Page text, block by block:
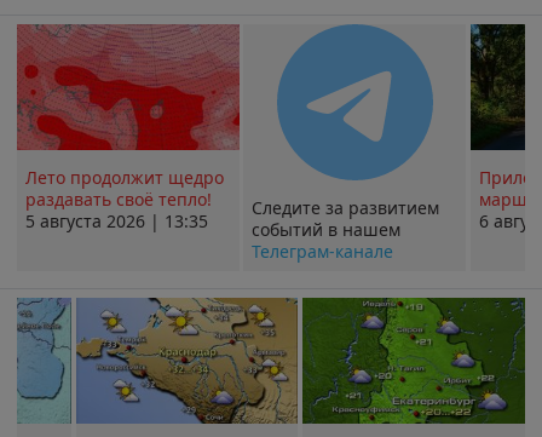
Лето продолжит щедро
раздавать своё тепло!
5 августа 2026 | 13:35
Следите за развитием
событий в нашем
Телеграм-канале
6